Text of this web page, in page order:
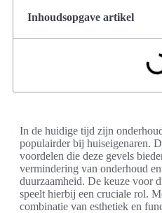
Inhoudsopgave artikel
In de huidige tijd zijn
populairder bij huiseigenaren.
voordelen die deze gevels
vermindering van onderhoud
duurzaamheid. De keuze voor
speelt hierbij een cruciale rol.
combinatie van esthetiek en